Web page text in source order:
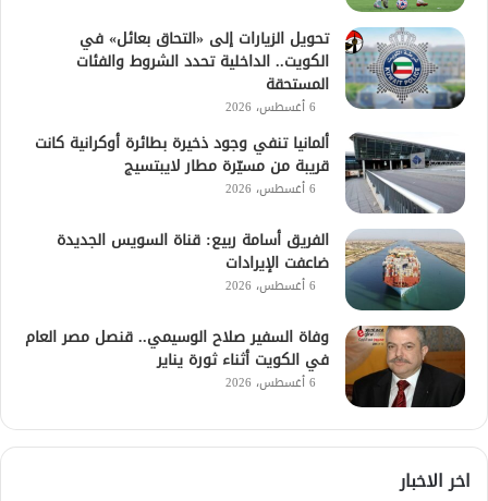
تحويل الزيارات إلى «التحاق بعائل» في
الكويت.. الداخلية تحدد الشروط والفئات
المستحقة
6 أغسطس، 2026
ألمانيا تنفي وجود ذخيرة بطائرة أوكرانية كانت
قريبة من مسيّرة مطار لايبتسيج
6 أغسطس، 2026
الفريق أسامة ربيع: قناة السويس الجديدة
ضاعفت الإيرادات
6 أغسطس، 2026
وفاة السفير صلاح الوسيمي.. قنصل مصر العام
في الكويت أثناء ثورة يناير
6 أغسطس، 2026
اخر الاخبار